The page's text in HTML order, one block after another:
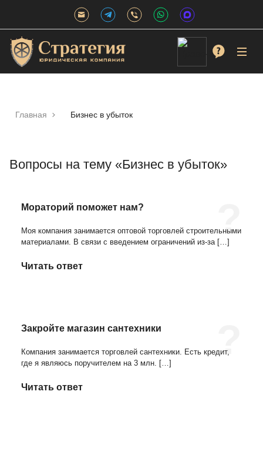
Главная Бизнес в убыток
Вопросы на тему «Бизнес в убыток»
Мораторий поможет нам?
Моя компания занимается оптовой торговлей строительными
материалами. В связи с введением ограничений из-за […]
Читать ответ
Закройте магазин сантехники
Компания занимается торговлей сантехники. Есть кредит,
где я являюсь поручителем на 3 млн. […]
Читать ответ